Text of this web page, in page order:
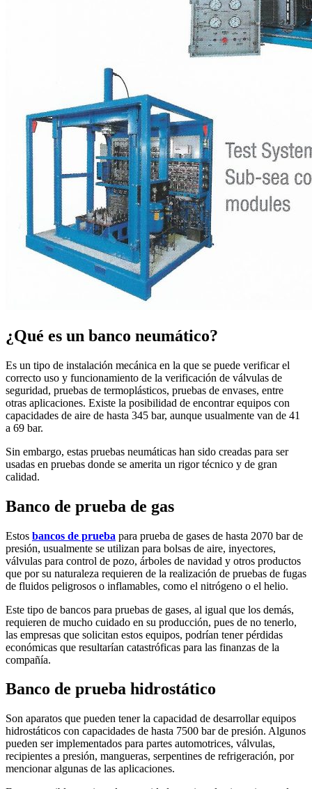
¿Qué es un banco neumático?
Es un tipo de instalación mecánica en la que se puede verificar el
correcto uso y funcionamiento de la verificación de válvulas de
seguridad, pruebas de termoplásticos, pruebas de envases, entre
otras aplicaciones. Existe la posibilidad de encontrar equipos con
capacidades de aire de hasta 345 bar, aunque usualmente van de 41
a 69 bar.
Sin embargo, estas pruebas neumáticas han sido creadas para ser
usadas en pruebas donde se amerita un rigor técnico y de gran
calidad.
Banco de prueba de gas
Estos bancos de prueba para prueba de gases de hasta 2070 bar de
presión, usualmente se utilizan para bolsas de aire, inyectores,
válvulas para control de pozo, árboles de navidad y otros productos
que por su naturaleza requieren de la realización de pruebas de fugas
de fluidos peligrosos o inflamables, como el nitrógeno o el helio.
Este tipo de bancos para pruebas de gases, al igual que los demás,
requieren de mucho cuidado en su producción, pues de no tenerlo,
las empresas que solicitan estos equipos, podrían tener pérdidas
económicas que resultarían catastróficas para las finanzas de la
compañía.
Banco de prueba hidrostático
Son aparatos que pueden tener la capacidad de desarrollar equipos
hidrostáticos con capacidades de hasta 7500 bar de presión. Algunos
pueden ser implementados para partes automotrices, válvulas,
recipientes a presión, mangueras, serpentines de refrigeración, por
mencionar algunas de las aplicaciones.